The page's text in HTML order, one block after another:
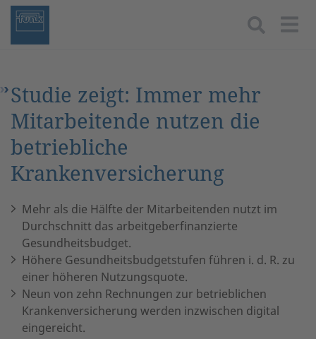
Studie zeigt: Immer mehr
Mitarbeitende nutzen die
betriebliche
Krankenversicherung
Mehr als die Hälfte der Mitarbeitenden nutzt im
Durchschnitt das arbeitgeberfinanzierte
Gesundheitsbudget.
Höhere Gesundheitsbudgetstufen führen i. d. R. zu
einer höheren Nutzungsquote.
Neun von zehn Rechnungen zur betrieblichen
Krankenversicherung werden inzwischen digital
eingereicht.